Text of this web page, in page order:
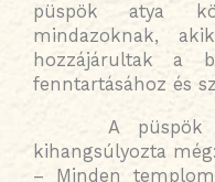
püspök atya
mindazoknak,
hozzájárultak a
fenntartásához és
A püspök
kihangsúlyozta még:
– Minden